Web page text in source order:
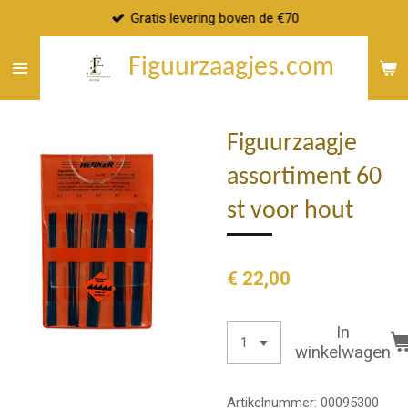
naar
Figuurzaagjes.com
Gratis levering boven de €70
Figuurzaagje
assortiment 60
st voor hout
€ 22,00
In
winkelwagen
Artikelnummer: 00095300